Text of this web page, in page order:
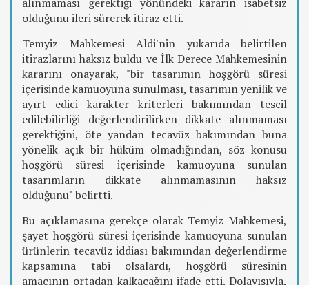
olduğunu ileri sürerek itiraz etti.
Temyiz Mahkemesi Aldi'nin yukarıda belirtilen
itirazlarını haksız buldu ve İlk Derece Mahkemesinin
kararını onayarak, "bir tasarımın hoşgörü süresi
içerisinde kamuoyuna sunulması, tasarımın yenilik ve
ayırt edici karakter kriterleri bakımından tescil
edilebilirliği değerlendirilirken dikkate alınmaması
gerektiğini, öte yandan tecavüz bakımından buna
yönelik açık bir hüküm olmadığından, söz konusu
hoşgörü süresi içerisinde kamuoyuna sunulan
tasarımların dikkate alınmamasının haksız
olduğunu" belirtti.
Bu açıklamasına gerekçe olarak Temyiz Mahkemesi,
şayet hoşgörü süresi içerisinde kamuoyuna sunulan
ürünlerin tecavüz iddiası bakımından değerlendirme
kapsamına tabi olsalardı, hoşgörü süresinin
amacının ortadan kalkacağını ifade etti. Dolayısıyla,